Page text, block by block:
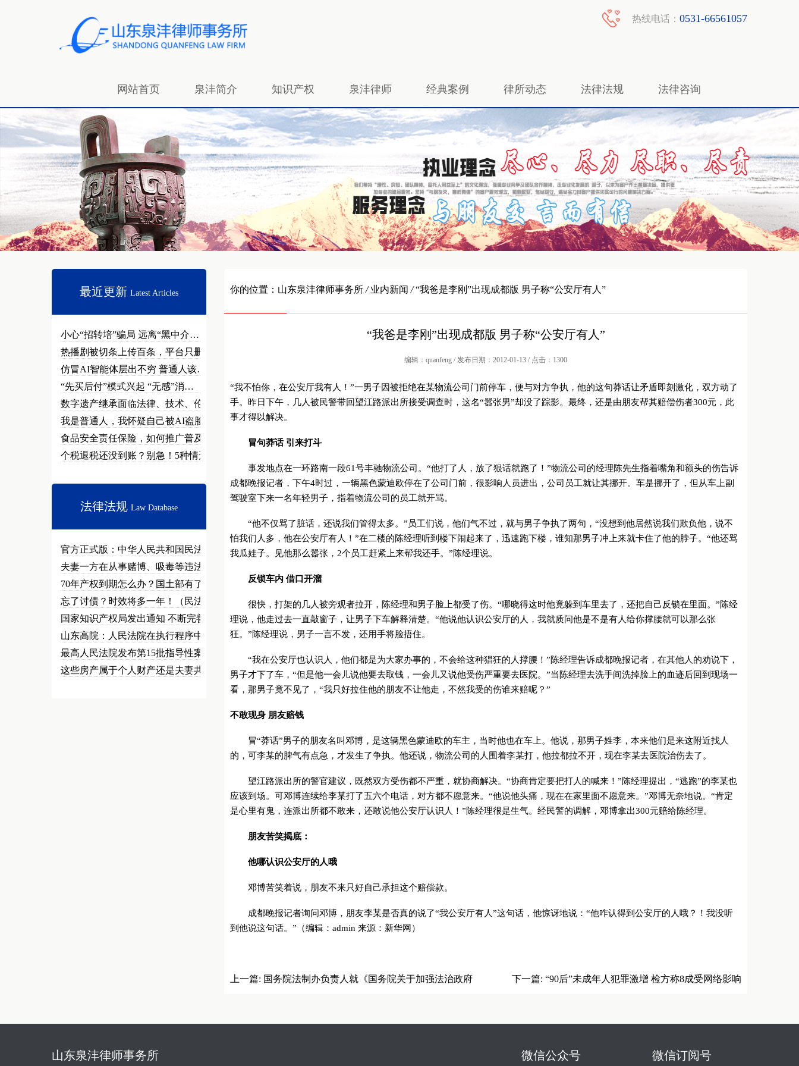
热线电话： 0531-66561057
网站首页 泉沣简介 知识产权 泉沣律师 经典案例 律所动态 法律法规 法律咨询
最近更新 Latest Articles
小心“招转培”骗局 远离“黑中介…
热播剧被切条上传百条，平台只删不…
仿冒AI智能体层出不穷 普通人该…
“先买后付”模式兴起 “无感”消…
数字遗产继承面临法律、技术、伦理…
我是普通人，我怀疑自己被AI盗脸…
食品安全责任保险，如何推广普及？
个税退税还没到账？别急！5种情形…
法律法规 Law Database
官方正式版：中华人民共和国民法总…
夫妻一方在从事赌博、吸毒等违法犯…
70年产权到期怎么办？国土部有了…
忘了讨债？时效将多一年！（民法草…
国家知识产权局发出通知 不断完善…
山东高院：人民法院在执行程序中可…
最高人民法院发布第15批指导性案…
这些房产属于个人财产还是夫妻共同…
你的位置： 山东泉沣律师事务所 / 业内新闻 /“我爸是李刚”出现成都版 男子称“公安厅有人”
“我爸是李刚”出现成都版 男子称“公安厅有人”
编辑：quanfeng / 发布日期：2012-01-13 / 点击：1300
“我不怕你，在公安厅我有人！”一男子因被拒绝在某物流公司门前停车，便与对方争执，他的这句莽话让矛盾即刻激化，双方动了
手。昨日下午，几人被民警带回望江路派出所接受调查时，这名“嚣张男”却没了踪影。最终，还是由朋友帮其赔偿伤者300元，此
事才得以解决。
冒句莽话 引来打斗
事发地点在一环路南一段61号丰驰物流公司。“他打了人，放了狠话就跑了！”物流公司的经理陈先生指着嘴角和额头的伤告诉
成都晚报记者，下午4时过，一辆黑色蒙迪欧停在了公司门前，很影响人员进出，公司员工就让其挪开。车是挪开了，但从车上副
驾驶室下来一名年轻男子，指着物流公司的员工就开骂。
“他不仅骂了脏话，还说我们管得太多。”员工们说，他们气不过，就与男子争执了两句，“没想到他居然说我们欺负他，说不
怕我们人多，他在公安厅有人！”在二楼的陈经理听到楼下闹起来了，迅速跑下楼，谁知那男子冲上来就卡住了他的脖子。“他还骂
我瓜娃子。见他那么嚣张，2个员工赶紧上来帮我还手。”陈经理说。
反锁车内 借口开溜
很快，打架的几人被旁观者拉开，陈经理和男子脸上都受了伤。“哪晓得这时他竟躲到车里去了，还把自己反锁在里面。”陈经
理说，他走过去一直敲窗子，让男子下车解释清楚。“他说他认识公安厅的人，我就质问他是不是有人给你撑腰就可以那么张
狂。”陈经理说，男子一言不发，还用手将脸捂住。
“我在公安厅也认识人，他们都是为大家办事的，不会给这种猖狂的人撑腰！”陈经理告诉成都晚报记者，在其他人的劝说下，
男子才下了车，“但是他一会儿说他要去取钱，一会儿又说他受伤严重要去医院。”当陈经理去洗手间洗掉脸上的血迹后回到现场一
看，那男子竟不见了，“我只好拉住他的朋友不让他走，不然我受的伤谁来赔呢？”
不敢现身 朋友赔钱
冒“莽话”男子的朋友名叫邓博，是这辆黑色蒙迪欧的车主，当时他也在车上。他说，那男子姓李，本来他们是来这附近找人
的，可李某的脾气有点急，才发生了争执。他还说，物流公司的人围着李某打，他拉都拉不开，现在李某去医院治伤去了。
望江路派出所的警官建议，既然双方受伤都不严重，就协商解决。“协商肯定要把打人的喊来！”陈经理提出，“逃跑”的李某也
应该到场。可邓博连续给李某打了五六个电话，对方都不愿意来。“他说他头痛，现在在家里面不愿意来。”邓博无奈地说。“肯定
是心里有鬼，连派出所都不敢来，还敢说他公安厅认识人！”陈经理很是生气。经民警的调解，邓博拿出300元赔给陈经理。
朋友苦笑揭底：
他哪认识公安厅的人哦
邓博苦笑着说，朋友不来只好自己承担这个赔偿款。
成都晚报记者询问邓博，朋友李某是否真的说了“我公安厅有人”这句话，他惊讶地说：“他咋认得到公安厅的人哦？！我没听
到他说这句话。”（编辑：admin 来源：新华网）
上一篇: 国务院法制办负责人就《国务院关于加强法治政府
下一篇: “90后”未成年人犯罪激增 检方称8成受网络影响
山东泉沣律师事务所 微信公众号 微信订阅号